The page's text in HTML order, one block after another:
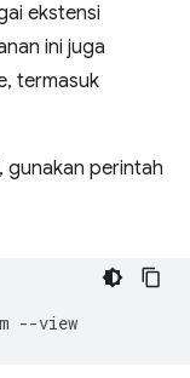
ekstensi
ini juga
termasuk
gunakan perintah